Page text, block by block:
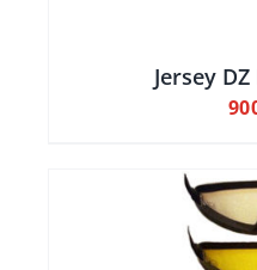
Jersey